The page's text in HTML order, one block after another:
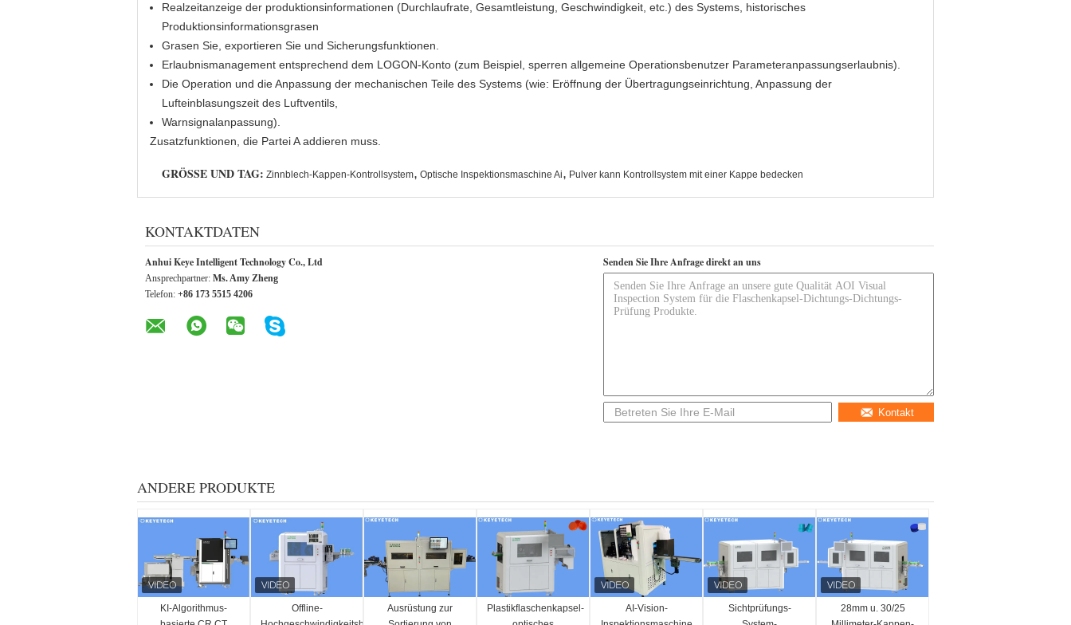
Realzeitanzeige der produktionsinformationen (Durchlaufrate, Gesamtleistung, Geschwindigkeit, etc.) des Systems, historisches
Produktionsinformationsgrasen
Grasen Sie, exportieren Sie und Sicherungsfunktionen.
Erlaubnismanagement entsprechend dem LOGON-Konto (zum Beispiel, sperren allgemeine Operationsbenutzer Parameteranpassungserlaubnis).
Die Operation und die Anpassung der mechanischen Teile des Systems (wie: Eröffnung der Übertragungseinrichtung, Anpassung der
Lufteinblasungszeit des Luftventils,
Warnsignalanpassung).
Zusatzfunktionen, die Partei A addieren muss.
GRÖSSE UND TAG: Zinnblech-Kappen-Kontrollsystem, Optische Inspektionsmaschine Ai, Pulver kann Kontrollsystem mit einer Kappe bedecken
KONTAKTDATEN
Anhui Keye Intelligent Technology Co., Ltd
Ansprechpartner: Ms. Amy Zheng
Telefon: +86 173 5515 4206
Senden Sie Ihre Anfrage direkt an uns
Kontakt
ANDERE PRODUKTE
KI-Algorithmus-
Offline-
Ausrüstung zur
Plastikflaschenkapsel-
AI-Vision-
Sichtprüfungs-
28mm u. 30/25